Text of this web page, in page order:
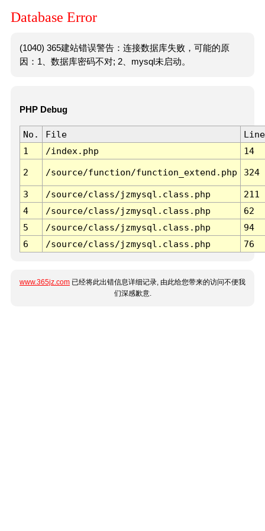
Database Error
(1040) 365建站错误警告：连接数据库失败，可能的原
因：1、数据库密码不对; 2、mysql未启动。
PHP Debug
No. File
Line
1
/index.php 14
2 /source/function/function_extend.php 324
3 /source/class/jzmysql.class.php
211
4
/source/class/jzmysql.class.php
62
5
/source/class/jzmysql.class.php
94
6
/source/class/jzmysql.class.php 76
www.365jz.com 已经将此出错信息详细记录, 由此给您带来的访问不便我
们深感歉意.